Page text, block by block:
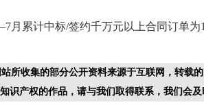
月累计中标/签约千万元以上合同订单为
所收集的部分公开资料来源于互联网，转载
识产权的作品，请与我们取得联系，我们会及